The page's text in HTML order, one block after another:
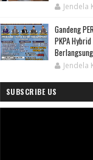
Jendela
Gandeng
PKPA
Jendela
SUBSCRIBE US